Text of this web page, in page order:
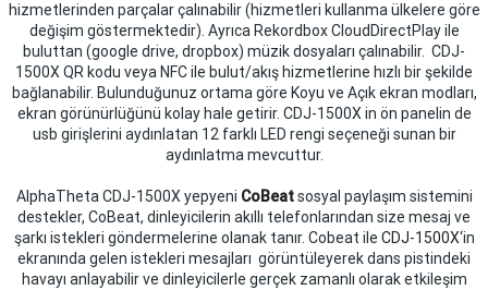
hizmetlerinden parçalar çalınabilir (hizmetleri kullanma ülkelere göre
değişim göstermektedir). Ayrıca Rekordbox CloudDirectPlay ile
buluttan (google drive, dropbox) müzik dosyaları çalınabilir. CDJ-
1500X QR kodu veya NFC ile bulut/akış hizmetlerine hızlı bir şekilde
bağlanabilir. Bulunduğunuz ortama göre Koyu ve Açık ekran modları,
ekran görünürlüğünü kolay hale getirir. CDJ-1500X in ön panelin de
usb girişlerini aydınlatan 12 farklı LED rengi seçeneği sunan bir
aydınlatma mevcuttur.
AlphaTheta CDJ-1500X yepyeni CoBeatsosyal paylaşım sistemini
destekler, CoBeat, dinleyicilerin akıllı telefonlarından size mesaj ve
şarkı istekleri göndermelerine olanak tanır. Cobeat ile CDJ-1500X‘in
ekranında gelen istekleri mesajları görüntüleyerek dans pistindeki
havayı anlayabilir ve dinleyicilerle gerçek zamanlı olarak etkileşim